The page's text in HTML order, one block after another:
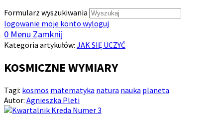
Formularz wyszukiwania
logowanie moje konto wyloguj
0 Menu Zamknij
Kategoria artykułów: JAK SIĘ UCZYĆ
KOSMICZNE WYMIARY
Tagi: kosmos matematyka natura nauka planeta
Autor: Agnieszka Pleti